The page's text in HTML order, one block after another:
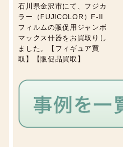
石川県金沢市にて、フジカ
ラー（FUJICOLOR）F-II
フィルムの販促用ジャンボ
マックス什器をお買取りし
ました。【フィギュア買
取】【販促品買取】